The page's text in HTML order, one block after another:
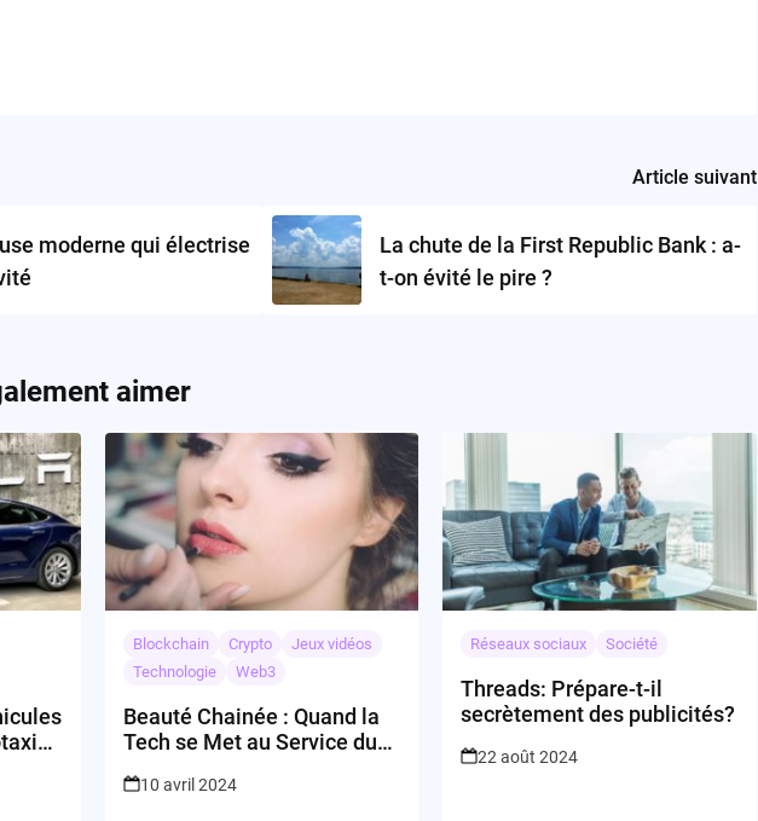
moderne qui électrise
Article suivant
La chute de la First Republic Bank : a-
t-on évité le pire ?
aimer
Blockchain Crypto
Jeux vidéos
Technologie
Web3
Beauté Chainée : Quand la
Tech se Met au Service du
10 avril 2024
Réseaux sociaux Société
Threads: Prépare-t-il
secrètement des publicités?
22 août 2024